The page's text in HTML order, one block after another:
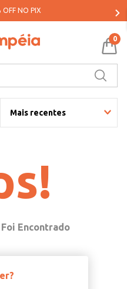
OFF NO PIX
0
Mais recentes